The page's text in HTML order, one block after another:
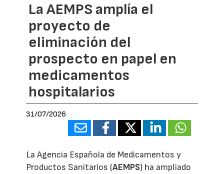
La AEMPS amplía el
proyecto de
eliminación del
prospecto en papel en
medicamentos
hospitalarios
31/07/2026
La Agencia Española de Medicamentos y
Productos Sanitarios (AEMPS) ha ampliado